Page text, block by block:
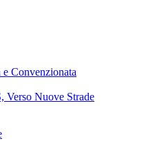
Convenzionata
Verso Nuove Strade